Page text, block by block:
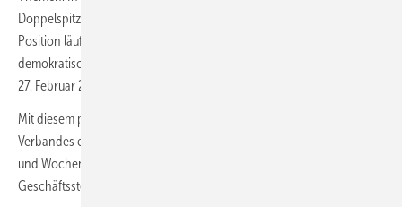
Doppelspitze besetzt. Der Auswahlprozess der offenen, zweiten
Position läuft. Außerdem wird ein neues Präsidium durch einen
demokratischen Entscheid während der Mitgliederversammlung am
27. Februar 2025 in Berlin gewählt.
Mit diesem personellen Wechsel wird eine Neuausrichtung des
Verbandes einhergehen, nicht nur weil in den vergangenen Monaten
und Wochen bereits etliche ehemalige und teils langjährige
Geschäftsstellenmitarbeiter*innen den DWV verlassen haben.